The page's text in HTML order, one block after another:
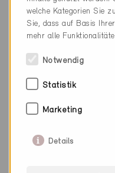
Kanton
Firma
PLZ
welche Kategorien Sie
Sie, dass auf Basis
mehr alle
Notwendig
Statistik
Marketing
Details